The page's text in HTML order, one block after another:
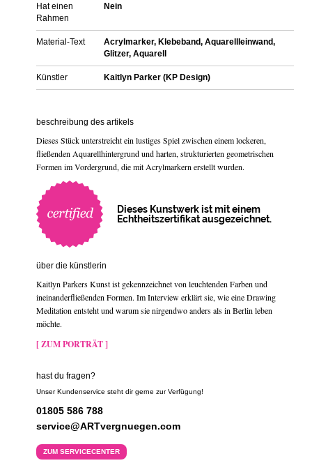
Hat einen
Rahmen
Nein
Material-Text
Acrylmarker, Klebeband, Aquarellleinwand,
Glitzer, Aquarell
Künstler Kaitlyn Parker (KP Design)
beschreibung des artikels
Dieses Stück unterstreicht ein lustiges Spiel zwischen einem lockeren,
fließenden Aquarellhintergrund und harten, strukturierten geometrischen
Formen im Vordergrund, die mit Acrylmarkern erstellt wurden.
Dieses Kunstwerk ist mit einem
Echtheitszertifikat ausgezeichnet.
über die künstlerin
Kaitlyn Parkers Kunst ist gekennzeichnet von leuchtenden Farben und
ineinanderfließenden Formen. Im Interview erklärt sie, wie eine Drawing
Meditation entsteht und warum sie nirgendwo anders als in Berlin leben
möchte.
[ ZUM PORTRÄT ]
hast du fragen?
Unser Kundenservice steht dir gerne zur Verfügung!
01805 586 788
service@ARTvergnuegen.com
ZUM SERVICECENTER